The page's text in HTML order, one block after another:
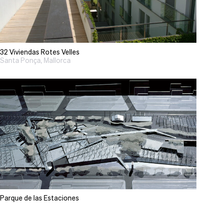
32 Viviendas Rotes Velles
Santa Ponça, Mallorca
Parque de las Estaciones